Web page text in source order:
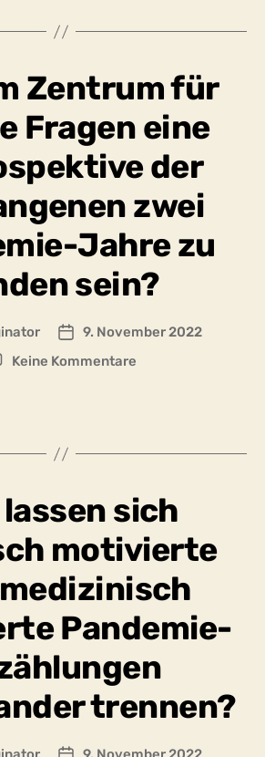
gibt
es?
Zentrum für
Fragen eine
der
zwei
Jahre zu
sein?
Beitragsdatum
9. November 2022
Keine Kommentarezu
eine
Retrospektive
der
vergangenen
zwei
Pandemie-
Jahre
zu
finden
sein?
lassen sich
motivierte
Pandemie-
trennen?